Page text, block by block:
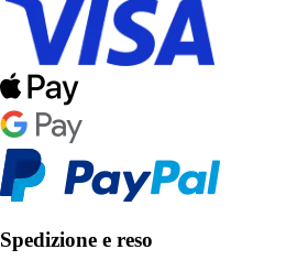
Spedizione e reso